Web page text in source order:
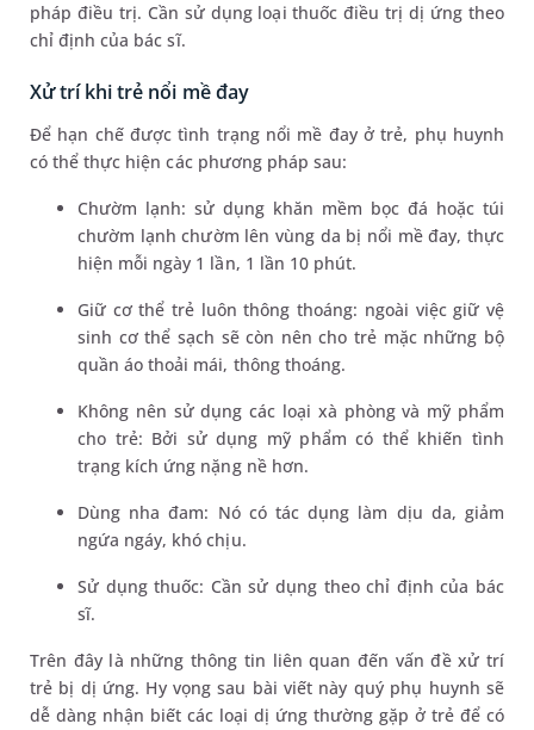
pháp điều trị. Cần sử dụng loại thuốc điều trị dị ứng theo
chỉ định của bác sĩ.
Xử trí khi trẻ nổi mề đay
Để hạn chế được tình trạng nổi mề đay ở trẻ, phụ huynh
có thể thực hiện các phương pháp sau:
Chườm lạnh: sử dụng khăn mềm bọc đá hoặc túi
chườm lạnh chườm lên vùng da bị nổi mề đay, thực
hiện mỗi ngày 1 lần, 1 lần 10 phút.
Giữ cơ thể trẻ luôn thông thoáng: ngoài việc giữ vệ
sinh cơ thể sạch sẽ còn nên cho trẻ mặc những bộ
quần áo thoải mái, thông thoáng.
Không nên sử dụng các loại xà phòng và mỹ phẩm
cho trẻ: Bởi sử dụng mỹ phẩm có thể khiến tình
trạng kích ứng nặng nề hơn.
Dùng nha đam: Nó có tác dụng làm dịu da, giảm
ngứa ngáy, khó chịu.
Sử dụng thuốc: Cần sử dụng theo chỉ định của bác
sĩ.
Trên đây là những thông tin liên quan đến vấn đề xử trí
trẻ bị dị ứng. Hy vọng sau bài viết này quý phụ huynh sẽ
dễ dàng nhận biết các loại dị ứng thường gặp ở trẻ để có